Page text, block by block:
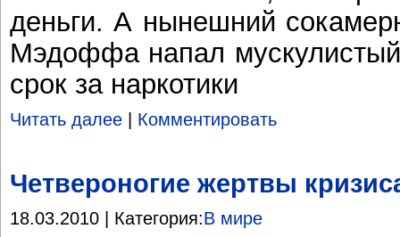
деньги. А нынешний
Мэдоффа напал
срок за наркотики
Читать далее | Комментировать
Четвероногие жертвы
18.03.2010 | Категория:В мире